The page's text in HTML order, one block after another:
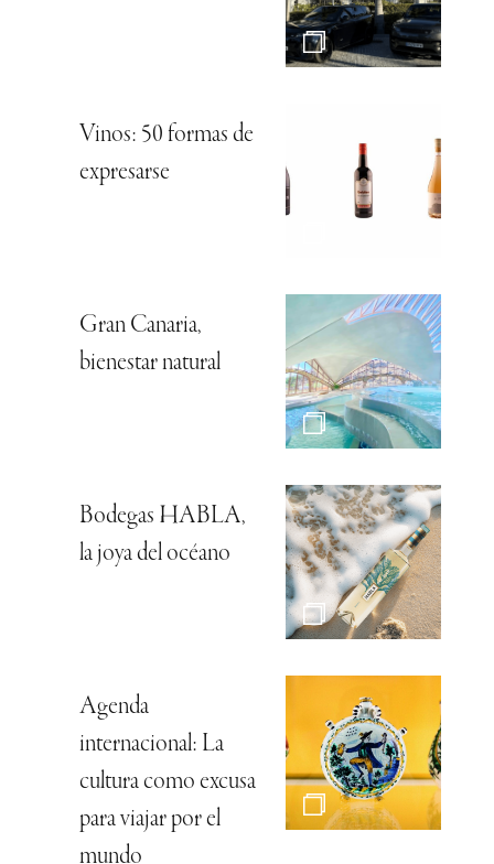
Vinos: 50 formas de
expresarse
Gran Canaria,
bienestar natural
Bodegas HABLA,
la joya del océano
Agenda
internacional: La
cultura como excusa
para viajar por el
mundo